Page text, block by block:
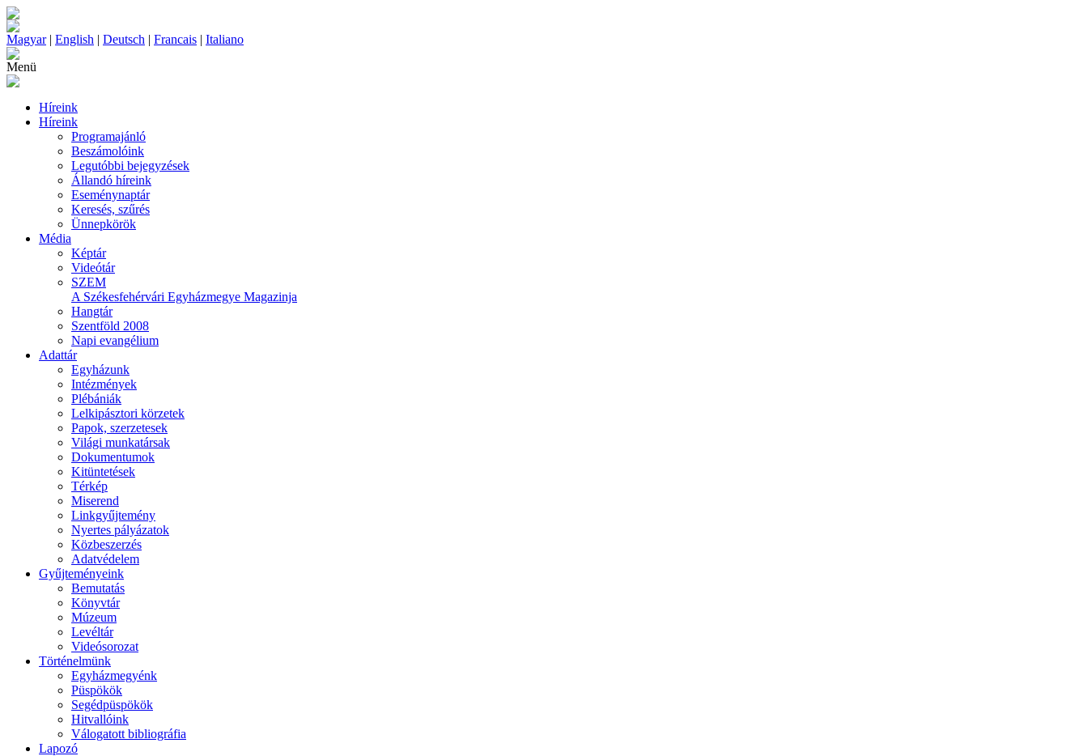
Magyar| English | Deutsch | Francais | Italiano
Menü
Híreink
Híreink
Programajánló
Beszámolóink
Legutóbbi bejegyzések
Állandó híreink
Eseménynaptár
Keresés, szűrés
Ünnepkörök
Média
Képtár
Videótár
SZEM
A Székesfehérvári Egyházmegye Magazinja
Hangtár
Szentföld 2008
Napi evangélium
Adattár
Egyházunk
Intézmények
Plébániák
Lelkipásztori körzetek
Papok, szerzetesek
Világi munkatársak
Dokumentumok
Kitüntetések
Térkép
Miserend
Linkgyűjtemény
Nyertes pályázatok
Közbeszerzés
Adatvédelem
Gyűjteményeink
Bemutatás
Könyvtár
Múzeum
Levéltár
Videósorozat
Történelmünk
Egyházmegyénk
Püspökök
Segédpüspökök
Hitvallóink
Válogatott bibliográfia
Lapozó